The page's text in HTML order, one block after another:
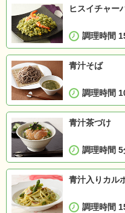
ヒスイチャー
調理時間
青汁そば
調理時間
青汁茶づけ
調理時間 5
青汁入りカル
調理時間